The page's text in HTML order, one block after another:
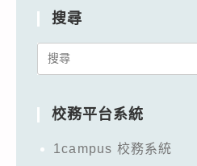
搜尋
Search
校務平台系統
1campus 校務系統